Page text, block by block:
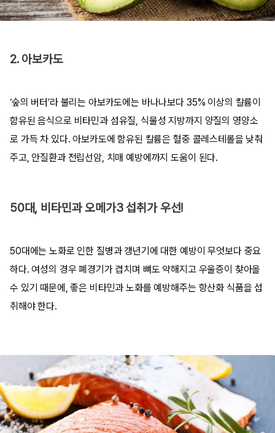
2. 아보카도
‘숲의 버터’라 불리는 아보카도에는 바나나보다 35% 이상의 칼륨이
함유된 음식으로 비타민과 섬유질, 식물성 지방까지 양질의 영양소
로 가득 차 있다. 아보카도에 함유된 칼륨은 혈중 콜레스테롤을 낮춰
주고, 안질환과 전립선암, 치매 예방에까지 도움이 된다.
50대, 비타민과 오메가3 섭취가 우선!
50대에는 노화로 인한 질병과 갱년기에 대한 예방이 무엇보다 중요
하다. 여성의 경우 폐경기가 겹치며 뼈도 약해지고 우울증이 찾아올
수 있기 때문에, 좋은 비타민과 노화를 예방해주는 항산화 식품을 섭
취해야 한다.